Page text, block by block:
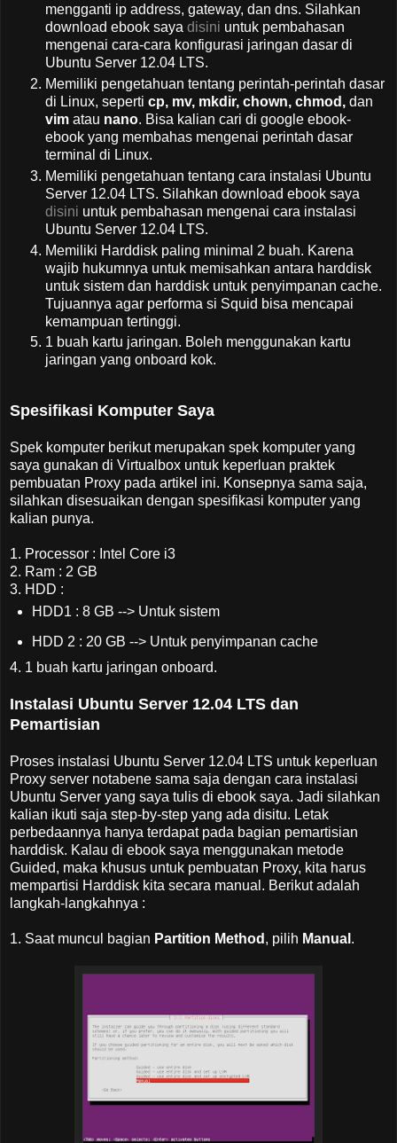
mengganti ip address, gateway, dan dns. Silahkan
download ebook saya disini untuk pembahasan
mengenai cara-cara konfigurasi jaringan dasar di
Ubuntu Server 12.04 LTS.
Memiliki pengetahuan tentang perintah-perintah dasar
di Linux, seperti cp, mv, mkdir, chown, chmod, dan
vim atau nano. Bisa kalian cari di google ebook-
ebook yang membahas mengenai perintah dasar
terminal di Linux.
Memiliki pengetahuan tentang cara instalasi Ubuntu
Server 12.04 LTS. Silahkan download ebook saya
disini untuk pembahasan mengenai cara instalasi
Ubuntu Server 12.04 LTS.
Memiliki Harddisk paling minimal 2 buah. Karena
wajib hukumnya untuk memisahkan antara harddisk
untuk sistem dan harddisk untuk penyimpanan cache.
Tujuannya agar performa si Squid bisa mencapai
kemampuan tertinggi.
1 buah kartu jaringan. Boleh menggunakan kartu
jaringan yang onboard kok.
Spesifikasi Komputer Saya
Spek komputer berikut merupakan spek komputer yang
saya gunakan di Virtualbox untuk keperluan praktek
pembuatan Proxy pada artikel ini. Konsepnya sama saja,
silahkan disesuaikan dengan spesifikasi komputer yang
kalian punya.
1. Processor : Intel Core i3
2. Ram : 2 GB
3. HDD :
HDD1 : 8 GB --> Untuk sistem
HDD 2 : 20 GB --> Untuk penyimpanan cache
4. 1 buah kartu jaringan onboard.
Instalasi Ubuntu Server 12.04 LTS dan
Pemartisian
Proses instalasi Ubuntu Server 12.04 LTS untuk keperluan
Proxy server notabene sama saja dengan cara instalasi
Ubuntu Server yang saya tulis di ebook saya. Jadi silahkan
kalian ikuti saja step-by-step yang ada disitu. Letak
perbedaannya hanya terdapat pada bagian pemartisian
harddisk. Kalau di ebook saya menggunakan metode
Guided, maka khusus untuk pembuatan Proxy, kita harus
mempartisi Harddisk kita secara manual. Berikut adalah
langkah-langkahnya :
1. Saat muncul bagian Partition Method , pilih Manual .